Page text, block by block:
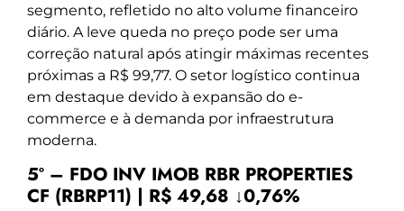
segmento, refletido no alto volume financeiro
diário. A leve queda no preço pode ser uma
correção natural após atingir máximas recentes
próximas a R$ 99,77. O setor logístico continua
em destaque devido à expansão do e-
commerce e à demanda por infraestrutura
moderna.
5º – FDO INV IMOB RBR PROPERTIES
CF (RBRP11) | R$ 49,68 ↓0,76%